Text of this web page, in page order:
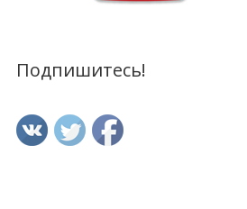
Подпишитесь!